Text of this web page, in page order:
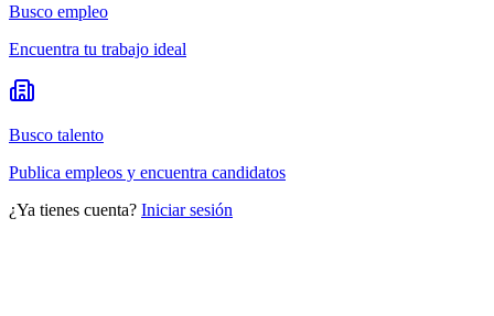
Busco empleo
Encuentra tu trabajo ideal
Busco talento
Publica empleos y encuentra candidatos
¿Ya tienes cuenta? Iniciar sesión